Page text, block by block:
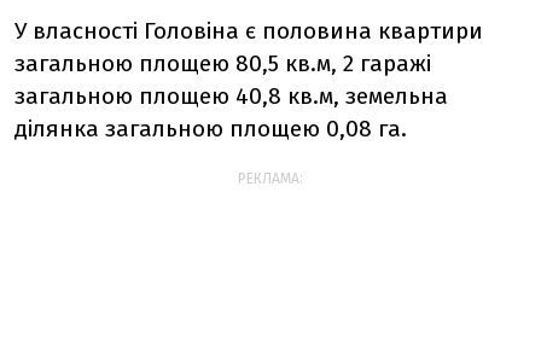
У власності Головіна є половина квартири
загальною площею 80,5 кв.м, 2 гаражі
загальною площею 40,8 кв.м, земельна
ділянка загальною площею 0,08 га.
РЕКЛАМА: